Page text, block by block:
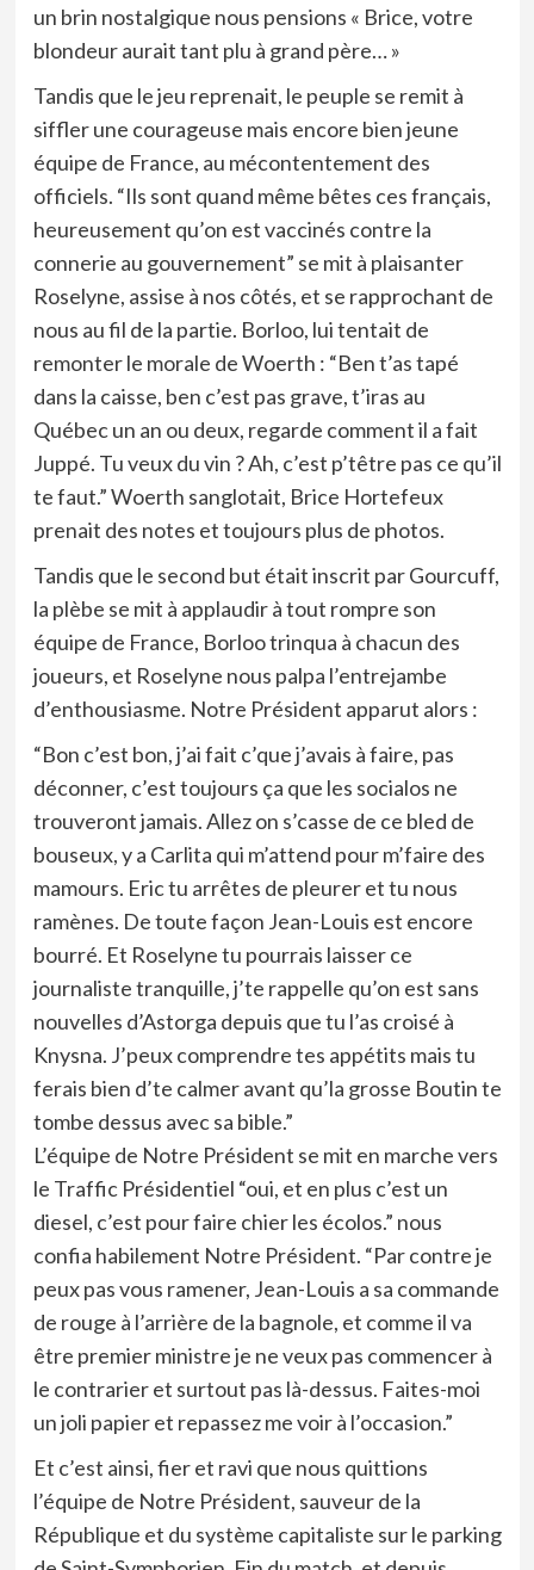
un brin nostalgique nous pensions « Brice, votre
blondeur aurait tant plu à grand père… »
Tandis que le jeu reprenait, le peuple se remit à
siffler une courageuse mais encore bien jeune
équipe de France, au mécontentement des
officiels. “Ils sont quand même bêtes ces français,
heureusement qu’on est vaccinés contre la
connerie au gouvernement” se mit à plaisanter
Roselyne, assise à nos côtés, et se rapprochant de
nous au fil de la partie. Borloo, lui tentait de
remonter le morale de Woerth : “Ben t’as tapé
dans la caisse, ben c’est pas grave, t’iras au
Québec un an ou deux, regarde comment il a fait
Juppé. Tu veux du vin ? Ah, c’est p’têtre pas ce qu’il
te faut.” Woerth sanglotait, Brice Hortefeux
prenait des notes et toujours plus de photos.
Tandis que le second but était inscrit par Gourcuff,
la plèbe se mit à applaudir à tout rompre son
équipe de France, Borloo trinqua à chacun des
joueurs, et Roselyne nous palpa l’entrejambe
d’enthousiasme. Notre Président apparut alors :
“Bon c’est bon, j’ai fait c’que j’avais à faire, pas
déconner, c’est toujours ça que les socialos ne
trouveront jamais. Allez on s’casse de ce bled de
bouseux, y a Carlita qui m’attend pour m’faire des
mamours. Eric tu arrêtes de pleurer et tu nous
ramènes. De toute façon Jean-Louis est encore
bourré. Et Roselyne tu pourrais laisser ce
journaliste tranquille, j’te rappelle qu’on est sans
nouvelles d’Astorga depuis que tu l’as croisé à
Knysna. J’peux comprendre tes appétits mais tu
ferais bien d’te calmer avant qu’la grosse Boutin te
tombe dessus avec sa bible.”
L’équipe de Notre Président se mit en marche vers
le Traffic Présidentiel “oui, et en plus c’est un
diesel, c’est pour faire chier les écolos.” nous
confia habilement Notre Président. “Par contre je
peux pas vous ramener, Jean-Louis a sa commande
de rouge à l’arrière de la bagnole, et comme il va
être premier ministre je ne veux pas commencer à
le contrarier et surtout pas là-dessus. Faites-moi
un joli papier et repassez me voir à l’occasion.”
Et c’est ainsi, fier et ravi que nous quittions
l’équipe de Notre Président, sauveur de la
République et du système capitaliste sur le parking